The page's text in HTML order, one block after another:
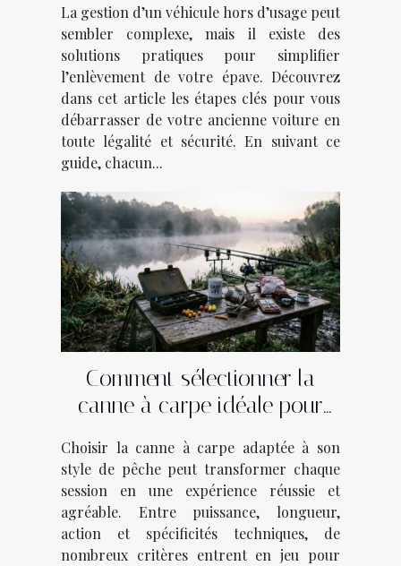
La gestion d’un véhicule hors d’usage peut
sembler complexe, mais il existe des
solutions pratiques pour simplifier
l’enlèvement de votre épave. Découvrez
dans cet article les étapes clés pour vous
débarrasser de votre ancienne voiture en
toute légalité et sécurité. En suivant ce
guide, chacun...
Comment sélectionner la
canne à carpe idéale pour
Choisir la canne à carpe adaptée à son
style de pêche peut transformer chaque
session en une expérience réussie et
agréable. Entre puissance, longueur,
action et spécificités techniques, de
nombreux critères entrent en jeu pour